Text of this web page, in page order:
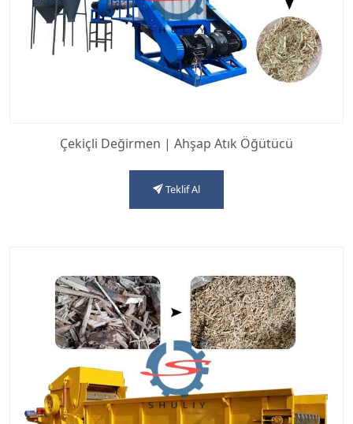
Çekiçli Değirmen | Ahşap Atık Öğütücü
Teklif Al